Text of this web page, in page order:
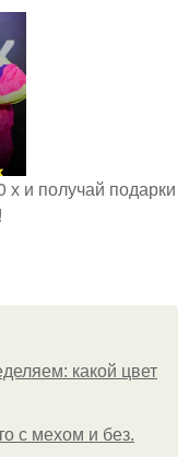
х и получай подарки
какой цвет
с мехом и без.